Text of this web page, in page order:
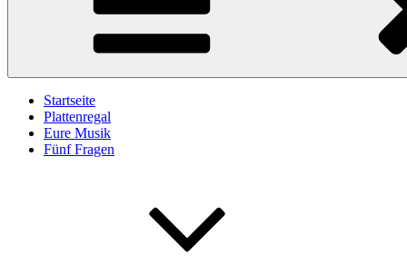
Startseite
Plattenregal
Eure Musik
Fünf Fragen